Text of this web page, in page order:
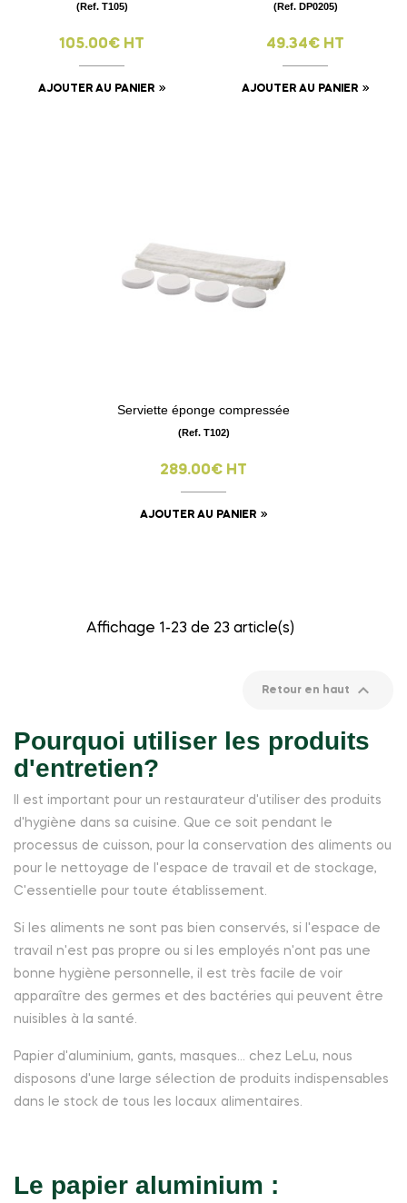
(Ref. T105)
105.00€ HT
AJOUTER AU PANIER
(Ref. DP0205)
49.34€ HT
AJOUTER AU PANIER
Serviette éponge compressée
(Ref. T102)
289.00€ HT
AJOUTER AU PANIER
Affichage 1-23 de 23 article(s)
Retour en haut 
Pourquoi utiliser les produits
d'entretien?
Il est important pour un restaurateur d'utiliser des produits
d'hygiène dans sa cuisine. Que ce soit pendant le
processus de cuisson, pour la conservation des aliments ou
pour le nettoyage de l'espace de travail et de stockage,
C'essentielle pour toute établissement.
Si les aliments ne sont pas bien conservés, si l'espace de
travail n'est pas propre ou si les employés n'ont pas une
bonne hygiène personnelle, il est très facile de voir
apparaître des germes et des bactéries qui peuvent être
nuisibles à la santé.
Papier d'aluminium, gants, masques... chez LeLu, nous
disposons d'une large sélection de produits indispensables
dans le stock de tous les locaux alimentaires.
Le papier aluminium :